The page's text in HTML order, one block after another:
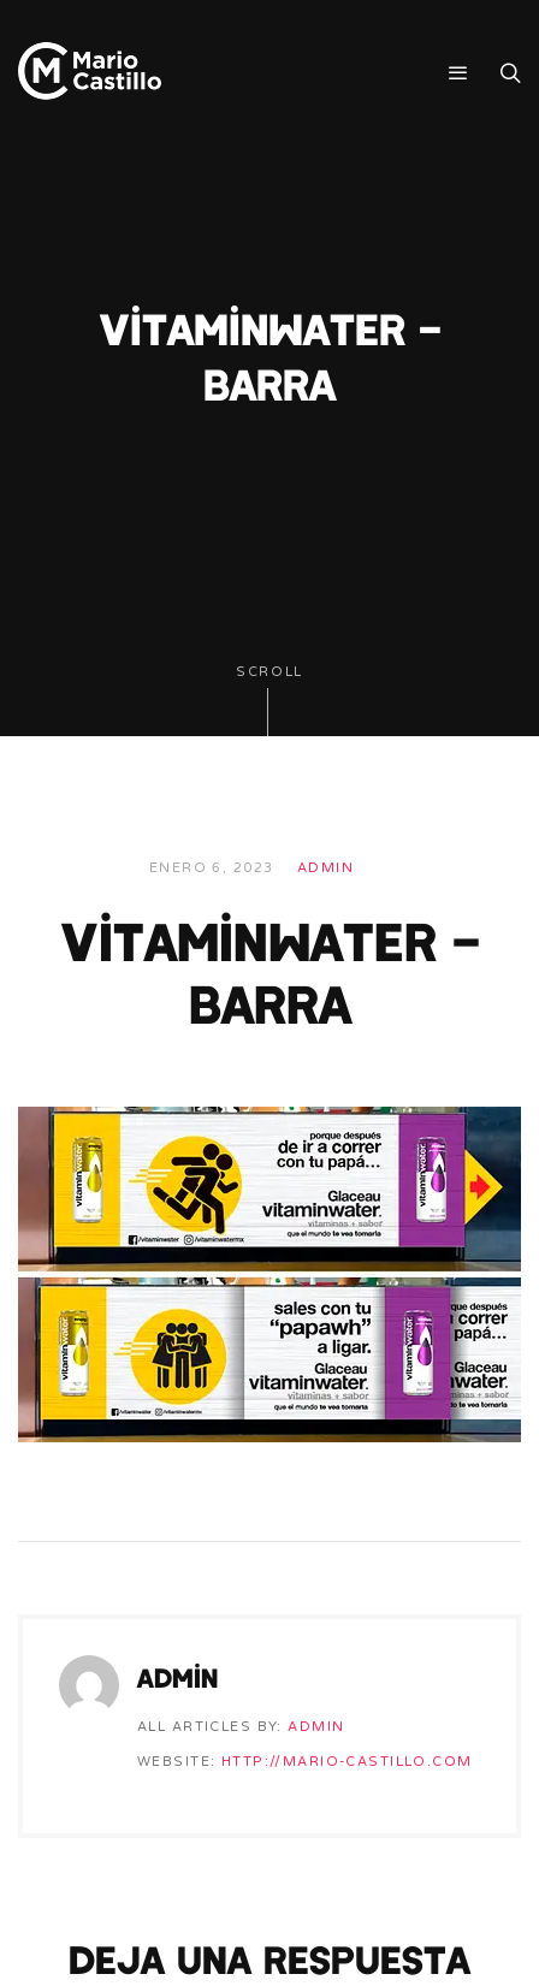
Vitaminwater –
Barra
SCROLL
ENERO 6, 2023 ADMIN
Vitaminwater –
Barra
admin
ALL ARTICLES BY: ADMIN
WEBSITE: HTTP://MARIO-CASTILLO.COM
Deja una respuesta